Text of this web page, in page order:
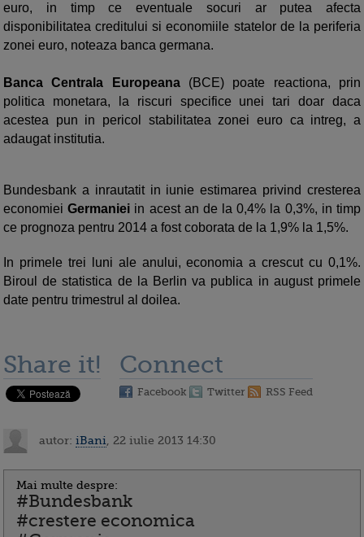
euro, in timp ce eventuale socuri ar putea afecta
disponibilitatea creditului si economiile statelor de la periferia
zonei euro, noteaza banca germana.
Banca Centrala Europeana(BCE) poate reactiona, prin
politica monetara, la riscuri specifice unei tari doar daca
acestea pun in pericol stabilitatea zonei euro ca intreg, a
adaugat institutia.
Bundesbank a inrautatit in iunie estimarea privind cresterea
economieiGermaniei in acest an de la 0,4% la 0,3%, in timp
ce prognoza pentru 2014 a fost coborata de la 1,9% la 1,5%.
In primele trei luni ale anului, economia a crescut cu 0,1%.
Biroul de statistica de la Berlin va publica in august primele
date pentru trimestrul al doilea.
Share it! Connect
Facebook Twitter RSS Feed
autor: iBani , 22 iulie 2013 14:30
Mai multe despre:
#Bundesbank
#crestere economica